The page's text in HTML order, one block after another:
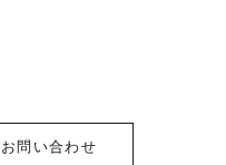
お問い合わせ